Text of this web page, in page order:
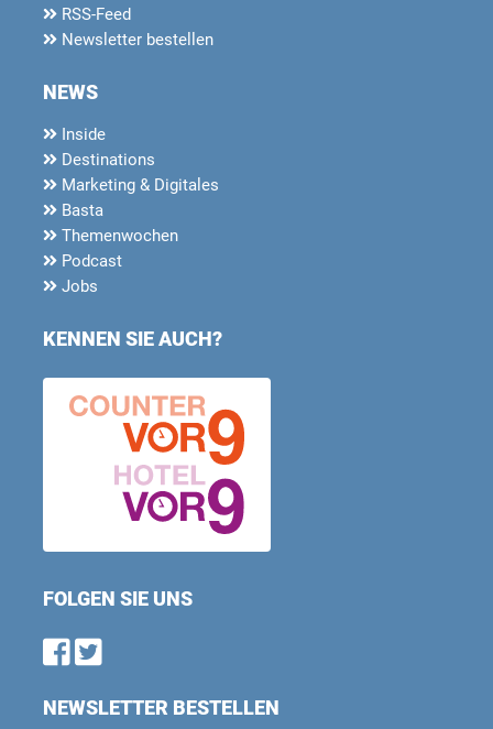
RSS-Feed
Newsletter bestellen
NEWS
Inside
Destinations
Marketing & Digitales
Basta
Themenwochen
Podcast
Jobs
KENNEN SIE AUCH?
FOLGEN SIE UNS
Find us on Facebook
Follow us on Twitter
NEWSLETTER BESTELLEN